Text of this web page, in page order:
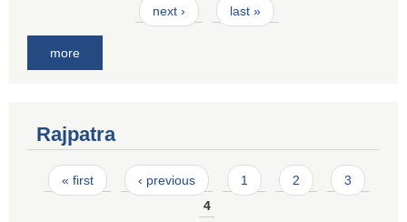
next › last »
more
Rajpatra
Pages
« first ‹ previous 1 2
3
4